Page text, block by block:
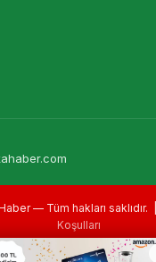
— Tüm hakları saklıdır. |
Koşulları